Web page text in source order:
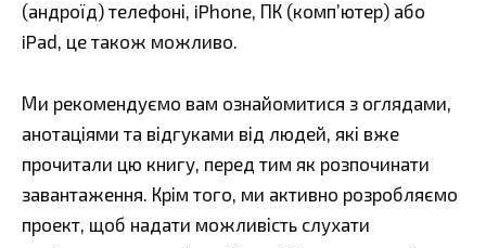
(андроїд) телефоні, iPhone, ПК (комп’ютер) або
iPad, це також можливо.
Ми рекомендуємо вам ознайомитися з оглядами,
анотаціями та відгуками від людей, які вже
прочитали цю книгу, перед тим як розпочинати
завантаження. Крім того, ми активно розробляємо
проект, щоб надати можливість слухати